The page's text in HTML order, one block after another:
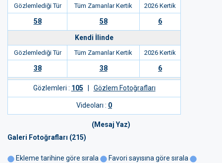
Gözlemlediği Tür Tüm Zamanlar Kertik 2026 Kertik
58 58 6
Kendi İlinde
Gözlemlediği Tür Tüm Zamanlar Kertik 2026 Kertik
38 38 6
Gözlemleri : 105 Gözlem Fotoğrafları
Videoları : 0
(Mesaj Yaz)
Galeri Fotoğrafları (215)
Ekleme tarihine göre sırala
Favori sayısına göre sırala